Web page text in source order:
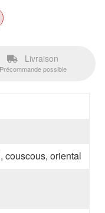
Livraison
Précommande possible
couscous, oriental